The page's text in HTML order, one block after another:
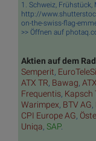
1. Schweiz, Frühstück,
http://
on-the-swiss-flag-
>> Öffnen auf
Aktien auf dem
Semperit,
ATX TR, Bawag,
Frequentis, Kapsch
Warimpex, BTV AG,
CPI Europe AG,
Uniqa, SAP.